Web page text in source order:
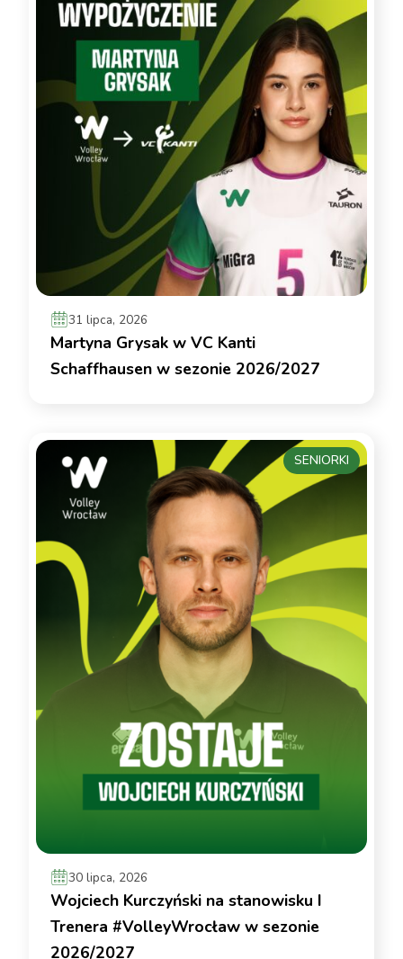
31 lipca, 2026
Martyna Grysak w VC Kanti
Schaffhausen w sezonie 2026/2027
30 lipca, 2026
Wojciech Kurczyński na stanowisku I
Trenera #VolleyWrocław w sezonie
2026/2027
SENIORKI